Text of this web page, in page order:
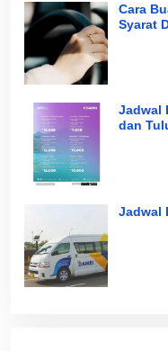
Cara
Syarat
Jadwal
dan
Jadwal